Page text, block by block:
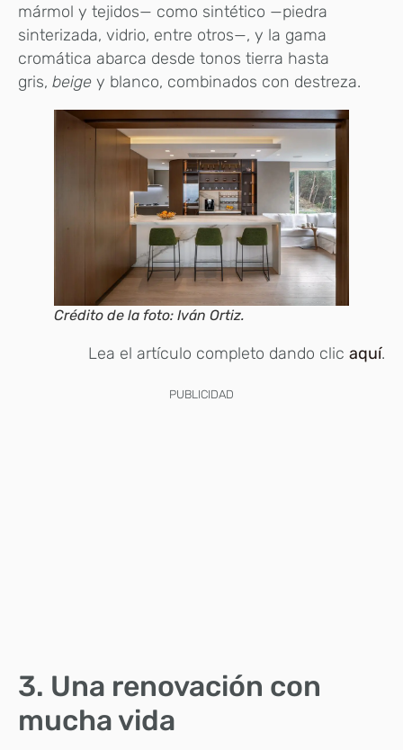
mármol y tejidos— como sintético —piedra
sinterizada, vidrio, entre otros—, y la gama
cromática abarca desde tonos tierra hasta
gris, beige y blanco, combinados con destreza.
Crédito de la foto: Iván Ortiz.
Lea el artículo completo dando clic aquí.
PUBLICIDAD
3. Una renovación con
mucha vida